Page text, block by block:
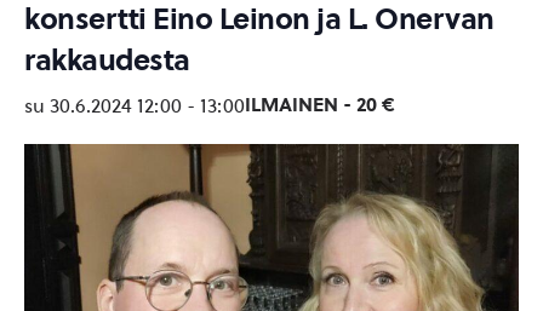
konsertti Eino Leinon ja L. Onervan
rakkaudesta
su 30.6.2024 12:00 - 13:00ILMAINEN - 20 €